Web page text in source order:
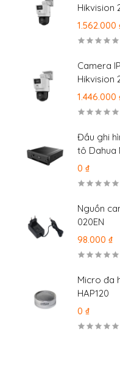
Hikvision
1.562.000
Camera
Hikvision
1.446.000
Đầu ghi
tô Dahua
0 ₫
Nguồn
020EN
98.000 ₫
Micro đa
HAP120
0 ₫